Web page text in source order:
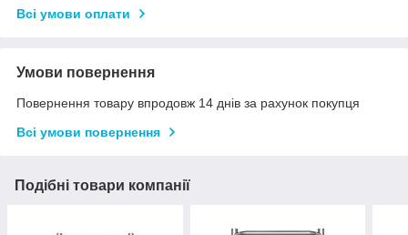
Всі умови оплати
Умови повернення
Повернення товару впродовж 14 днів за рахунок покупця
Всі умови повернення
Подібні товари компанії